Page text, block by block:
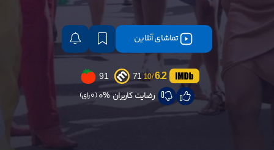
تماشای آنلاین
6.2
/10
71
91
رضایت کاربران 0% (0 رای)